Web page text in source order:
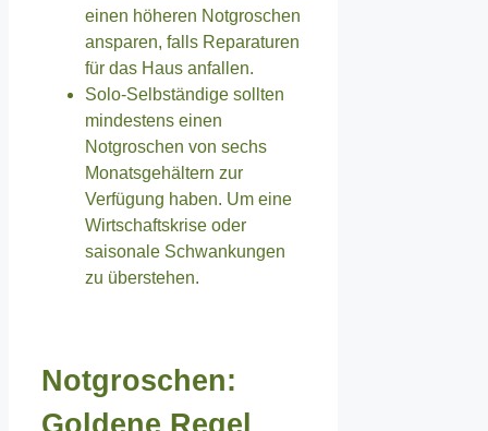
einen höheren Notgroschen
ansparen, falls Reparaturen
für das Haus anfallen.
Solo-Selbständige sollten
mindestens einen
Notgroschen von sechs
Monatsgehältern zur
Verfügung haben. Um eine
Wirtschaftskrise oder
saisonale Schwankungen
zu überstehen.
Notgroschen: